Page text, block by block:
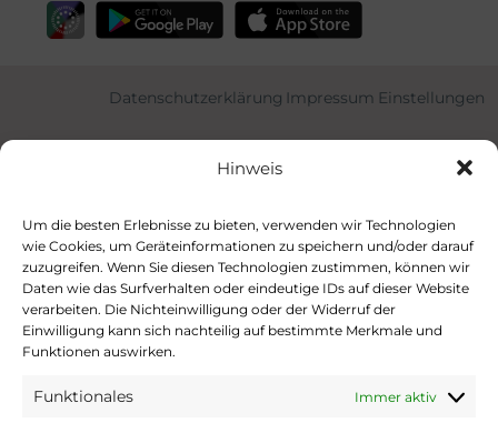
Hinweis
Um die besten Erlebnisse zu bieten, verwenden wir Technologien
wie Cookies, um Geräteinformationen zu speichern und/oder darauf
zuzugreifen. Wenn Sie diesen Technologien zustimmen, können wir
Daten wie das Surfverhalten oder eindeutige IDs auf dieser Website
verarbeiten. Die Nichteinwilligung oder der Widerruf der
Einwilligung kann sich nachteilig auf bestimmte Merkmale und
Funktionen auswirken.
Funktionales Immer aktiv
Datenschutzerklärung Impressum Einstellungen